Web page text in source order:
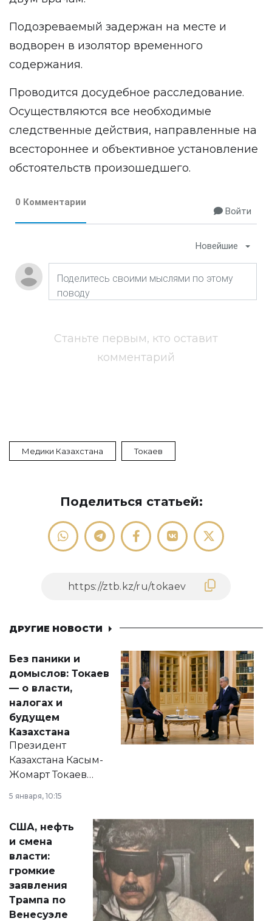
Подозреваемый задержан на месте и
водворен в изолятор временного
содержания.
Проводится досудебное расследование.
Осуществляются все необходимые
следственные действия, направленные на
всестороннее и объективное установление
обстоятельств произошедшего.
0 Комментарии
Войти
Новейшие
Станьте первым, кто оставит
комментарий
Медики Казахстана Токаев
Поделиться статьей:
ДРУГИЕ НОВОСТИ
Без паники и
домыслов: Токаев
— о власти,
налогах и
будущем
Казахстана
Президент
Казахстана Касым-
Жомарт Токаев
сразу несколько
актуальных тем —
от слухов о
политических
реформах до
вопросов армии,
экономики и
личного здоровья.
5 января, 10:15
США, нефть
и смена
власти:
громкие
заявления
Трампа по
Венесуэле